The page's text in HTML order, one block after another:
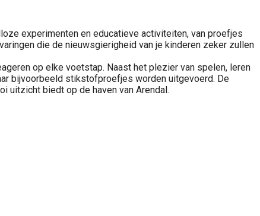
experimenten en educatieve activiteiten, van proefjes
die de nieuwsgierigheid van je kinderen zeker zullen
op elke voetstap. Naast het plezier van spelen, leren
bijvoorbeeld stikstofproefjes worden uitgevoerd. De
uitzicht biedt op de haven van Arendal.